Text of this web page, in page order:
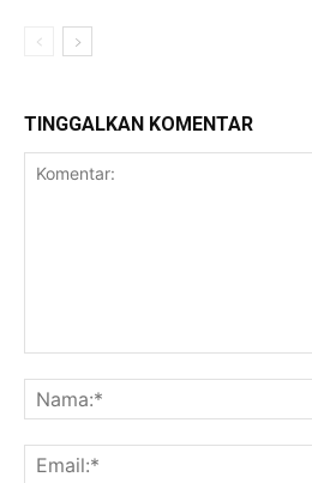
TINGGALKAN KOMENTAR